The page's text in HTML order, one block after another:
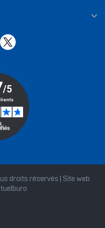

droits réservés | Site web